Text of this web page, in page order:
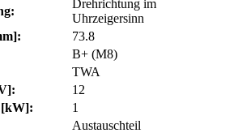
Drehrichtung im
Uhrzeigersinn
73.8
B+ (M8)
TWA
12
[kW]:
1
Austauschteil